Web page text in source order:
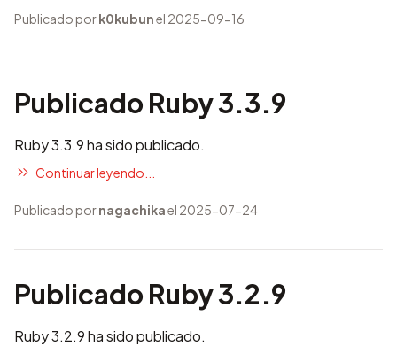
Publicado pork0kubunel 2025-09-16
Publicado Ruby 3.3.9
Ruby 3.3.9 ha sido publicado.
Continuar leyendo...
Publicado pornagachikael 2025-07-24
Publicado Ruby 3.2.9
Ruby 3.2.9 ha sido publicado.